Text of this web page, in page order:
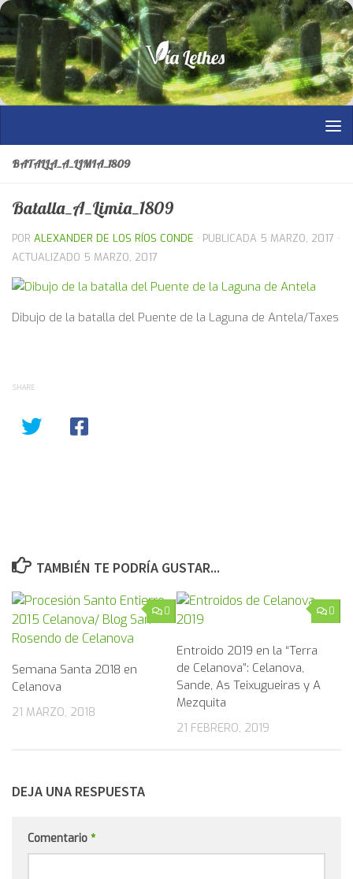
Saltar al contenido
BATALLA_A_LIMIA_1809
Batalla_A_Limia_1809
POR ALEXANDER DE LOS RÍOS CONDE · PUBLICADA 5 MARZO, 2017 ·
ACTUALIZADO 5 MARZO, 2017
Dibujo de la batalla del Puente de la Laguna de Antela/Taxes
SHARE
TAMBIÉN TE PODRÍA GUSTAR...
0
Semana Santa 2018 en
Celanova
21 MARZO, 2018
0
Entroido 2019 en la “Terra
de Celanova”: Celanova,
Sande, As Teixugueiras y A
Mezquita
21 FEBRERO, 2019
DEJA UNA RESPUESTA
Comentario *